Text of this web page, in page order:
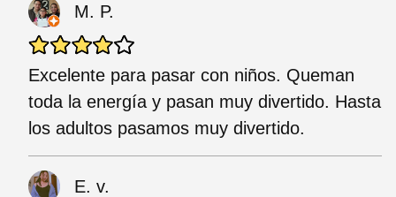
M. P.
Excelente para pasar con niños. Queman
toda la energía y pasan muy divertido. Hasta
los adultos pasamos muy divertido.
E. v.